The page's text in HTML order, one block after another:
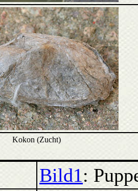
Kokon (Zucht)
Bild1: